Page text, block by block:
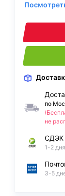
по
не
СДЭК
1-2
3-5